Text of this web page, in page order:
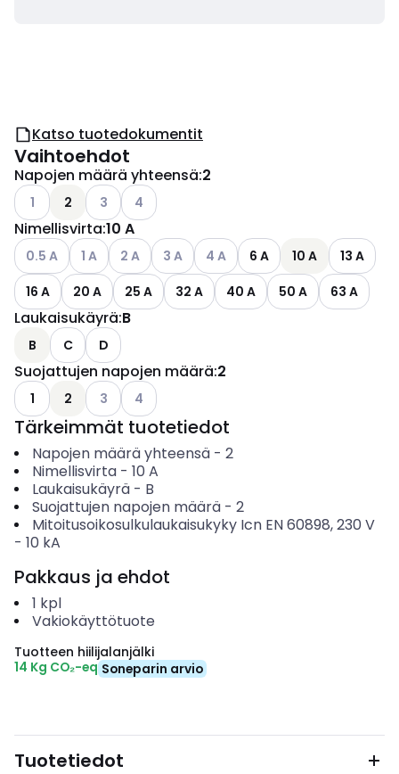
Katso tuotedokumentit
Vaihtoehdot
Napojen määrä yhteensä:2
Katso käytettävissä olevat vaihtoehdot
1 2 Katso käytettävissä olevat vaihtoehdot
3 Katso käytettävissä olevat vaihtoehdot
4
Nimellisvirta:10 A
Katso käytettävissä olevat vaihtoehdot
0.5 A Katso käytettävissä olevat vaihtoehdot
1 A Katso käytettävissä olevat vaihtoehdot
2 A Katso käytettävissä olevat vaihtoehdot
3 A Katso käytettävissä olevat
4 A 6 A 10 A
13 A
16 A
20 A 25 A 32 A 40 A 50 A 63 A
Laukaisukäyrä:B
B C D
Suojattujen napojen määrä:2
1 2 Katso käytettävissä olevat vaihtoehdot
3 Katso käytettävissä olevat vaihtoehdot
4
Tärkeimmät tuotetiedot
Napojen määrä yhteensä- 2
Nimellisvirta- 10 A
Laukaisukäyrä- B
Suojattujen napojen määrä- 2
Mitoitusoikosulkulaukaisukyky Icn EN 60898, 230 V
- 10 kA
Pakkaus ja ehdot
1 kpl
Vakiokäyttötuote
Tuotteen hiilijalanjälki
14 Kg CO₂-eq Soneparin arvio
Tuotetiedot